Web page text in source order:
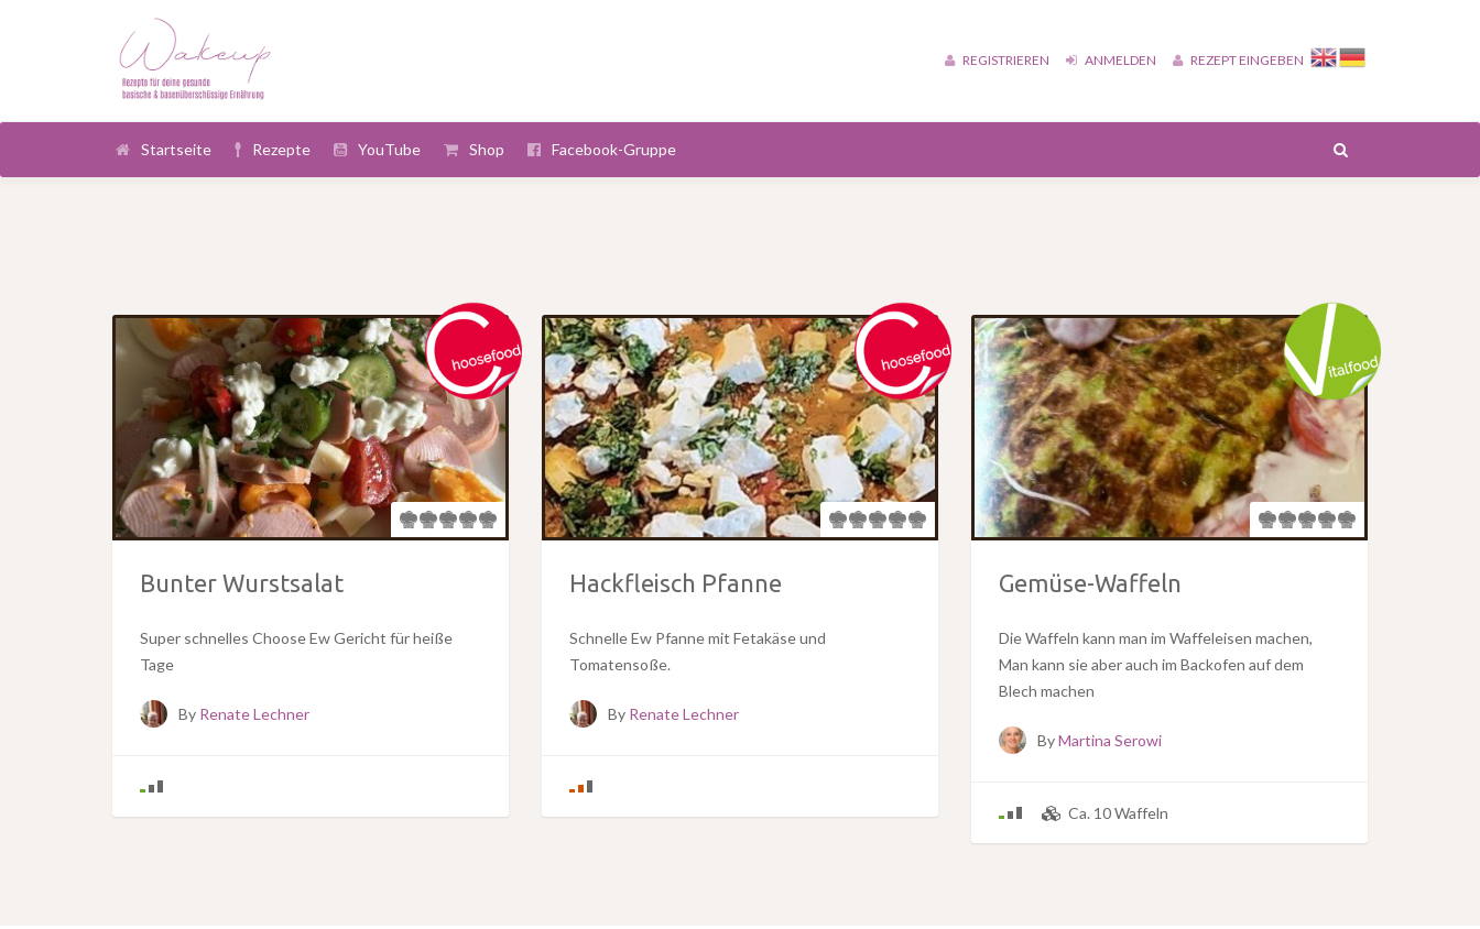
REGISTRIEREN ANMELDEN REZEPT EINGEBEN
Startseite Rezepte YouTube Shop Facebook-Gruppe
Bunter Wurstsalat
Super schnelles Choose Ew Gericht für heiße
Tage
By Renate Lechner
Hackfleisch Pfanne
Schnelle Ew Pfanne mit Fetakäse und
Tomatensoße.
By Renate Lechner
Gemüse-Waffeln
Die Waffeln kann man im Waffeleisen machen,
Man kann sie aber auch im Backofen auf dem
Blech machen
ByMartina Serowi
Ca. 10 Waffeln